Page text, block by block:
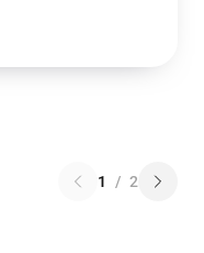
1 / 2